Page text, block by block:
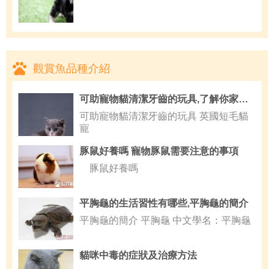
觀賞魚品種介紹
可助寵物貓清潔牙齒的玩具,了解你家貓咪需要的玩具
可助寵物貓清潔牙齒的玩具 英國短毛貓
寵
豚鼠好養嗎 寵物豚鼠需要注意的事項
豚鼠好養嗎
平胸龜的生活習性有哪些,平胸龜的簡介
平胸龜的簡介 平胸龜 中文學名：平胸龜
貓咪中毒的症狀及治療方法